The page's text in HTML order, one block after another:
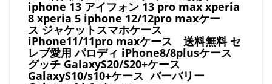
iphone 13 アイフォン 13 pro max xperia
8 xperia 5 iphone 12/12pro maxケー
ス ジャケットスマホケース
iPhone11/11pro maxケース 送料無料 セ
レブ愛用 パロディ iPhone8/8plusケース
グッチ GalaxyS20/S20+ケース
GalaxyS10/s10+ケース バーバリー